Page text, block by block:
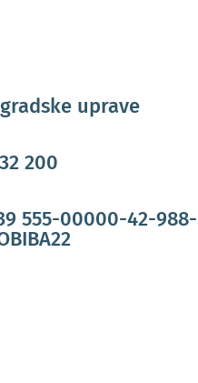
uprave
200
555-00000-42-